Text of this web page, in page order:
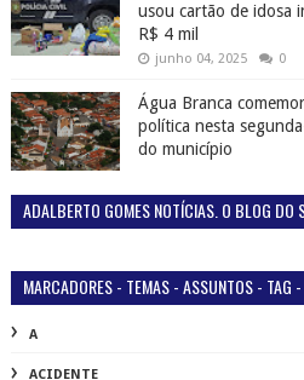
usou cartão de idosa
R$ 4 mil
junho 04, 2025 0
Água Branca
política nesta
do município
ADALBERTO GOMES NOTÍCIAS. O BLOG DO
MARCADORES - TEMAS - ASSUNTOS - TAG
A
ACIDENTE